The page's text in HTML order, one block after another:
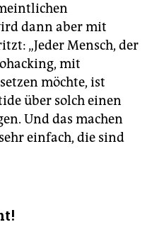
dann aber mit
„Jeder Mensch, der
mit
möchte, ist
über solch einen
Und das machen
einfach, die sind